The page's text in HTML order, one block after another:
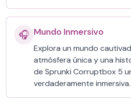
🎧 Mundo Inmersivo
Explora un mundo
atmósfera única y una
de Sprunki Corruptbox 5
verdaderamente